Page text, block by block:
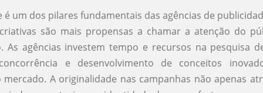
é um dos pilares fundamentais das agências de
são mais propensas a chamar a atenção do
As agências investem tempo e recursos na pesquisa
e desenvolvimento de conceitos
mercado. A originalidade nas campanhas não apenas